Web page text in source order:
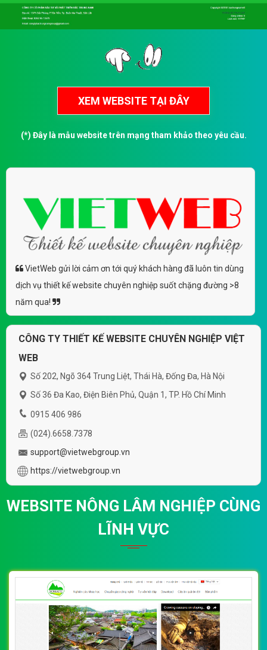
(*) Đây là mẫu website trên mạng tham khảo theo yêu cầu.
VietWeb gửi lời cảm ơn tới quý khách hàng đã luôn tin dùng
dịch vụ thiết kế website chuyên nghiệp suốt chặng đường >8
năm qua!
CÔNG TY THIẾT KẾ WEBSITE CHUYÊN NGHIỆP VIỆT
WEB
Số 202, Ngõ 364 Trung Liệt, Thái Hà, Đống Đa, Hà Nội
Số 36 Đa Kao, Điện Biên Phủ, Quận 1, TP. Hồ Chí Minh
0915 406 986
(024).6658.7378
support@vietwebgroup.vn
https://vietwebgroup.vn
WEBSITE NÔNG LÂM NGHIỆP CÙNG
LĨNH VỰC